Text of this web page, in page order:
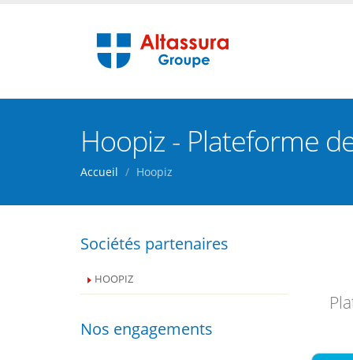
Hoopiz - Plateforme
Accueil Hoopiz
Sociétés partenaires
HOOPIZ
Nos engagements